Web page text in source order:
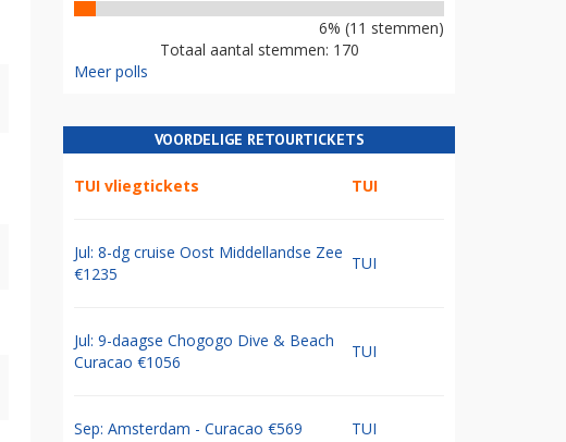
6% (11 stemmen)
Totaal aantal stemmen: 170
Meer polls
VOORDELIGE RETOURTICKETS
TUI vliegtickets TUI
Jul: 8-dg cruise Oost Middellandse Zee
€1235
TUI
Jul: 9-daagse Chogogo Dive & Beach
Curacao €1056
TUI
Sep: Amsterdam - Curacao €569 TUI